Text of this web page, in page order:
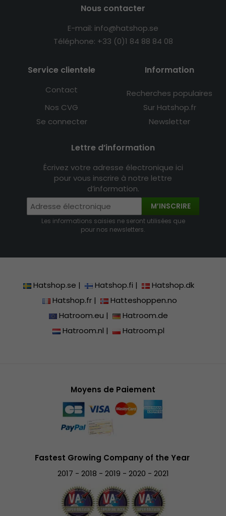
Nous contacter
E-mail: info@hatshop.se
Téléphone: +33 (0)1 84 88 84 08
Service clientele
Contact
Nos CVG
Se connecter
Information
Recherches populaires
Sur Hatshop.fr
Newsletter
Lettre d’information
Écrivez votre adresse électronique ici
pour vous inscrire à notre lettre
d’information.
M’INSCRIRE
Les informations saisies ne seront utilisées que
pour nos newsletters.
Hatshop.se | Hatshop.fi |
Hatshop.dk
Hatshop.fr|
Hatteshoppen.no
Hatroom.eu |
Hatroom.de
Hatroom.nl | Hatroom.pl
Moyens de Paiement
Fastest Growing Company of the Year
2017 - 2018 - 2019 - 2020 - 2021